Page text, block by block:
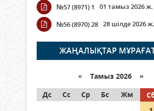
Wi-Fi ҚАБЫРҒА АРҚЫЛЫ ҚАЛАЙ
ӨТЕДІ?
06 тамыз 2026 ж. 256
граждане Казахстана,
05 тамыз 2026 ж. 137
№57 (8971) 1
01 тамыз 2026 ж.
№56 (8970) 28 28 шілде 2026 ж.
ЖАҢАЛЫҚТАР
« Тамыз 2026 »
Дс
Сс Ср Бс Жм